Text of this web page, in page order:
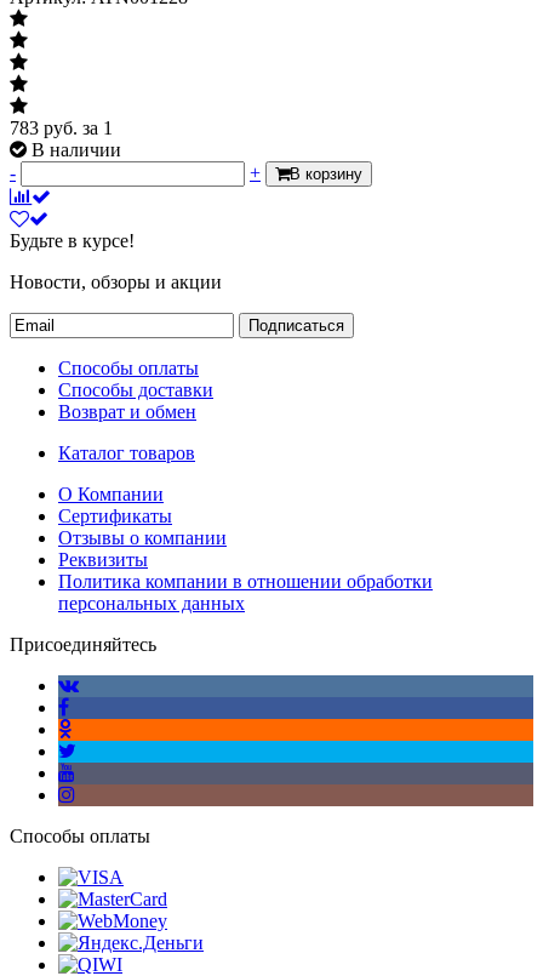
783 руб. за 1
В наличии
-
+ В корзину
Будьте в курсе!
Новости, обзоры и акции
Подписаться
Способы оплаты
Способы доставки
Возврат и обмен
Каталог товаров
О Компании
Сертификаты
Отзывы о компании
Реквизиты
Политика компании в отношении обработки
персональных данных
Присоединяйтесь
Способы оплаты